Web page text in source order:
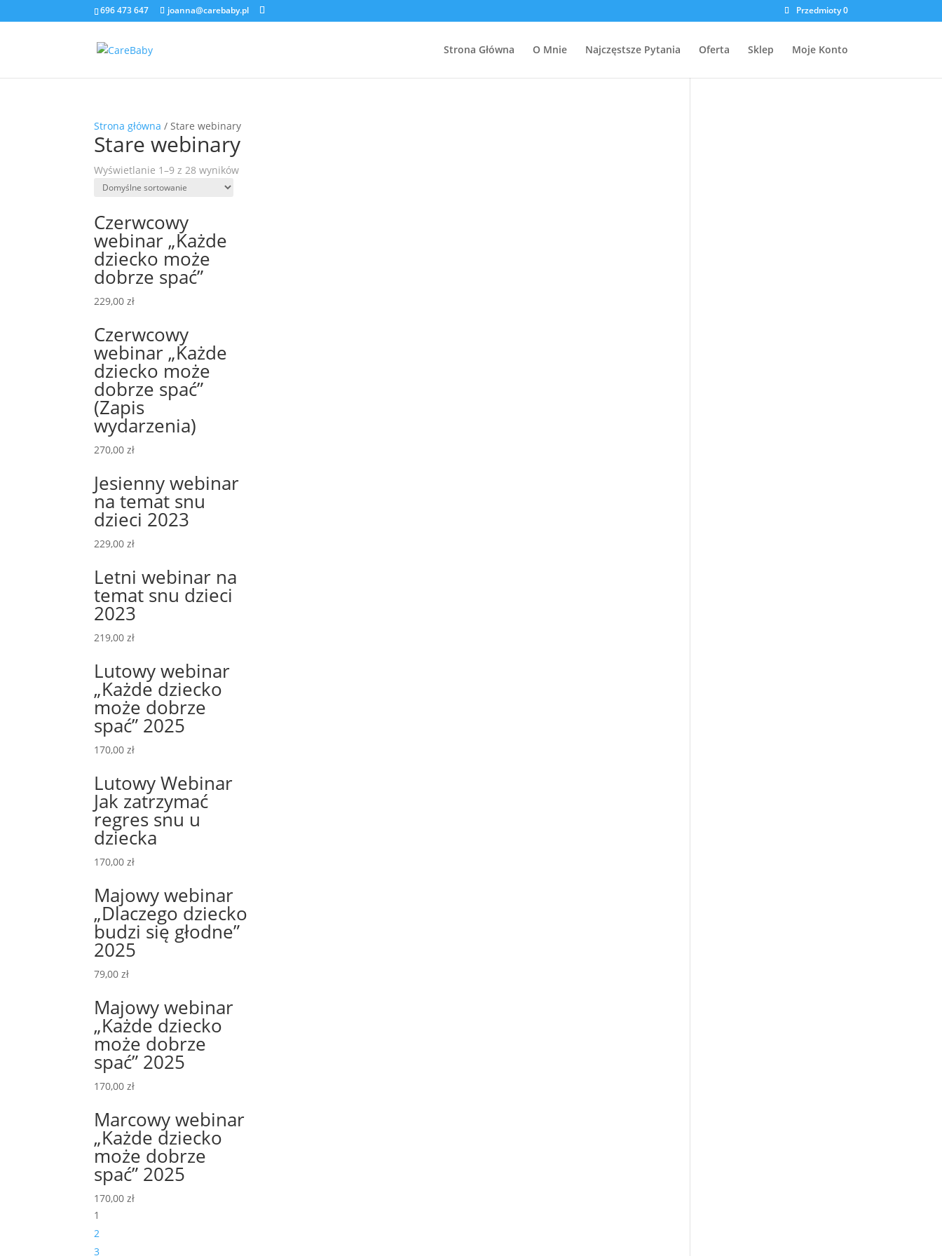
696 473 647 joanna@carebaby.pl Przedmioty 0
Strona Główna O Mnie Najczęstsze Pytania Oferta Sklep Moje Konto
Strona główna / Stare webinary
Stare webinary
Wyświetlanie 1–9 z 28 wyników
Czerwcowy
webinar „Każde
dziecko może
dobrze spać”
229,00zł
Czerwcowy
webinar „Każde
dziecko może
dobrze spać”
(Zapis
wydarzenia)
270,00zł
Jesienny webinar
na temat snu
dzieci 2023
229,00zł
Letni webinar na
temat snu dzieci
2023
219,00zł
Lutowy webinar
„Każde dziecko
może dobrze
spać” 2025
170,00zł
Lutowy Webinar
Jak zatrzymać
regres snu u
dziecka
170,00zł
Majowy webinar
„Dlaczego dziecko
budzi się głodne”
2025
79,00zł
Majowy webinar
„Każde dziecko
może dobrze
spać” 2025
170,00zł
Marcowy webinar
„Każde dziecko
może dobrze
spać” 2025
170,00zł
1
2
3